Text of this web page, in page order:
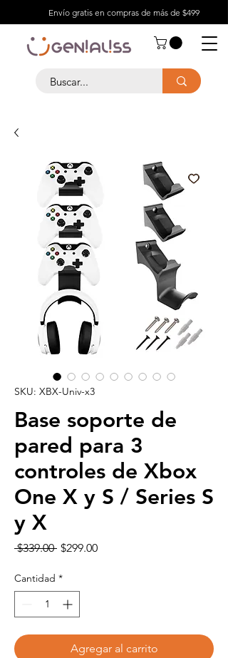
Envío gratis en compras de más de $499
SKU: XBX-Univ-x3
Base soporte de
pared para 3
controles de Xbox
One X y S / Series S
y X
$339.00 Precio
$299.00Precio
Cantidad *
Agregar al carrito